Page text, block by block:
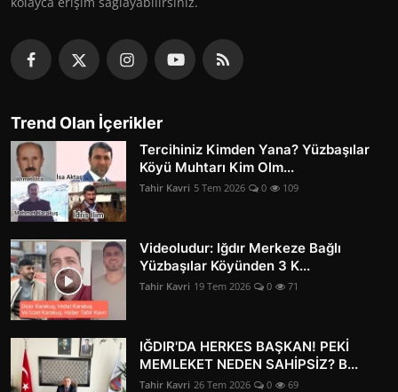
Trend Olan İçerikler
Tercihiniz Kimden Yana? Yüzbaşılar
Köyü Muhtarı Kim Olm...
Tahir Kavri 5 Tem 2026 0 109
Videoludur: Iğdır Merkeze Bağlı
Yüzbaşılar Köyünden 3 K...
Tahir Kavri 19 Tem 2026 0 71
IĞDIR'DA HERKES BAŞKAN! PEKİ
MEMLEKET NEDEN SAHİPSİZ? B...
Tahir Kavri 26 Tem 2026 0 69